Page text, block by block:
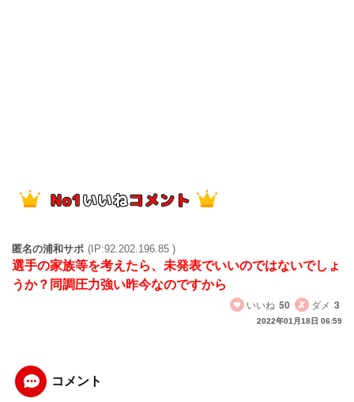
匿名の浦和サポ (IP:92.202.196.85 )
選手の家族等を考えたら、未発表でいいのではないでしょ
うか？同調圧力強い昨今なのですから
いいね 50 ダメ 3
2022年01月18日 06:59
コメント